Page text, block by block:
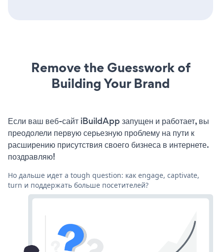
Remove the Guesswork of
Building Your Brand
Если ваш веб-сайт iBuildApp запущен и работает, вы
преодолели первую серьезную проблему на пути к
расширению присутствия своего бизнеса в интернете.
поздравляю!
Но дальше идет a tough question: как engage, captivate,
turn и поддержать больше посетителей?